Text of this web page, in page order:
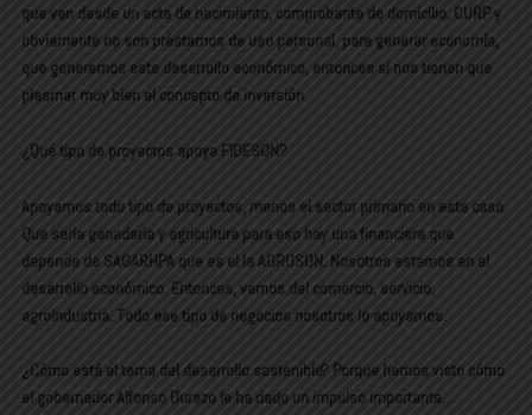
que van desde un acta de nacimiento, comprobante de domicilio, CURP y
obviamente no son préstamos de uso personal, para generar economía,
que generemos este desarrollo económico, entonces sí nos tienen que
plasmar muy bien el concepto de inversión.
¿Qué tipo de proyectos apoya FIDESON?
Apoyamos todo tipo de proyectos, menos el sector primario en este caso.
Que sería ganadería y agricultura para eso hay una financiera que
depende de SAGARHPA que es el la AGROSON. Nosotros estamos en el
desarrollo económico. Entonces, vamos del comercio, servicio,
agroindustria. Todo ese tipo de negocios nosotros lo apoyamos.
¿Cómo está el tema del desarrollo sostenible? Porque hemos visto cómo
el gobernador Alfonso Durazo le ha dado un impulso importante…